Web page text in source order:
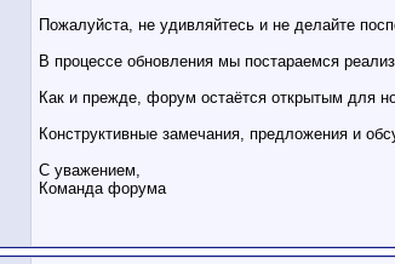
Пожалуйста, не удивляйтесь и не делайте
В процессе обновления мы постараемся
Как и прежде, форум остаётся открытым для
Конструктивные замечания, предложения и
С уважением,
Команда форума